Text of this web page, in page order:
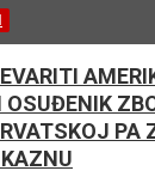
PA